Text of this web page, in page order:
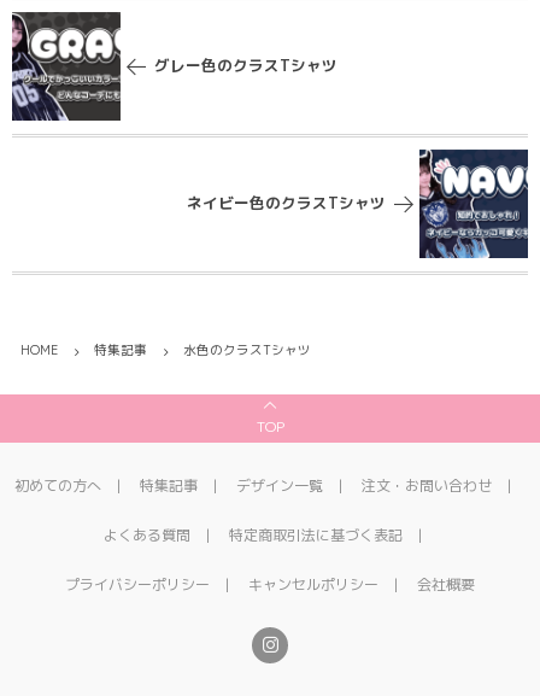
グレー色のクラスTシャツ
ネイビー色のクラスTシャツ
HOME 特集記事 水色のクラスTシャツ
TOP
初めての方へ 特集記事 デザイン一覧 注文・お問い合わせ
よくある質問 特定商取引法に基づく表記
プライバシーポリシー キャンセルポリシー 会社概要